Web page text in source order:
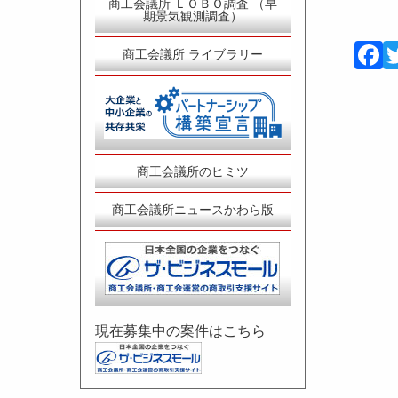
商工会議所 ＬＯＢＯ調査 （早
期景気観測調査）
商工会議所 ライブラリー
商工会議所のヒミツ
商工会議所ニュースかわら版
現在募集中の案件はこちら